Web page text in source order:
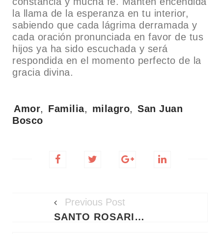
la llama de la esperanza en tu interior,
sabiendo que cada lágrima derramada y
cada oración pronunciada en favor de tus
hijos ya ha sido escuchada y será
respondida en el momento perfecto de la
gracia divina.
Tags:
Amor, Familia, milagro, San Juan
Bosco
Previous Post
SANTO ROSARIO DE HOY VIERNES 29 DE MAYO DE 2026 - MISTERIOS DOLOROSOS